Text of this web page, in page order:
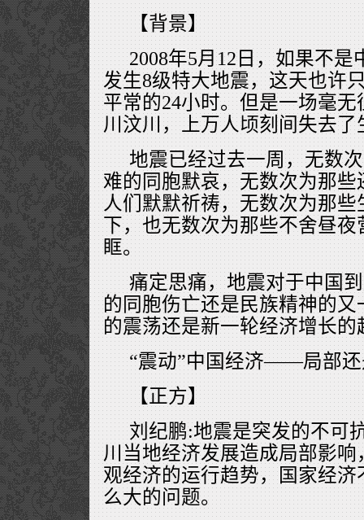
【背景】
2008年5月12日，如果不
发生8级特大地震，这天也许
平常的24小时。但是一场毫
川汶川，上万人顷刻间失去
地震已经过去一周，无数
难的同胞默哀，无数次为那
人们默默祈祷，无数次为那
下，也无数次为那些不舍昼
眶。
痛定思痛，地震对于中国
的同胞伤亡还是民族精神的
的震荡还是新一轮经济增长的
“震动”中国经济——局部还
【正方】
刘纪鹏:地震是突发的不可
川当地经济发展造成局部影
观经济的运行趋势，国家经
么大的问题。